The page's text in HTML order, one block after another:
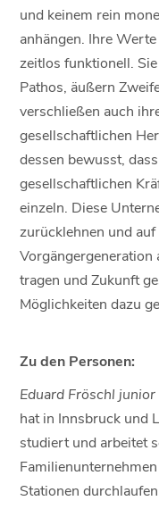
und keinem rein
anhängen. Ihre
zeitlos funktionell.
Pathos, äußern
verschließen auch
gesellschaftlichen
dessen bewusst,
gesellschaftlichen
einzeln. Diese
zurücklehnen und
tragen und Zukunft
Möglichkeiten dazu
Zu den Personen:
Eduard Fröschl
hat in Innsbruck und
studiert und arbeitet
Stationen